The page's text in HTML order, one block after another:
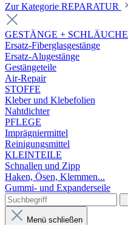
Zur Kategorie REPARATUR
GESTÄNGE + SCHLÄUCHE
Ersatz-Fiberglasgestänge
Ersatz-Alugestänge
Gestängeteile
Air-Repair
STOFFE
Kleber und Klebefolien
Nahtdichter
PFLEGE
Imprägniermittel
Reinigungsmittel
KLEINTEILE
Schnallen und Zipp
Haken, Ösen, Klemmen...
Gummi- und Expanderseile
Menü schließen